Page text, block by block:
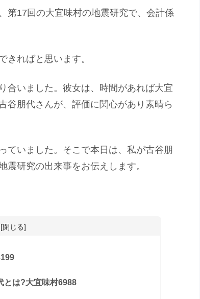
第17回の大宜味村の地震研究で、会計係
きればと思います。
合いました。彼女は、時間があれば大宜
谷朋代さんが、評価に関心があり素晴ら
ていました。そこで本日は、私が古谷朋
研究の出来事をお伝えします。
とは?大宜味村6988